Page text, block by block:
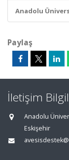
Anadolu
Paylaş
İletişim
Anadolu
Eskişehir